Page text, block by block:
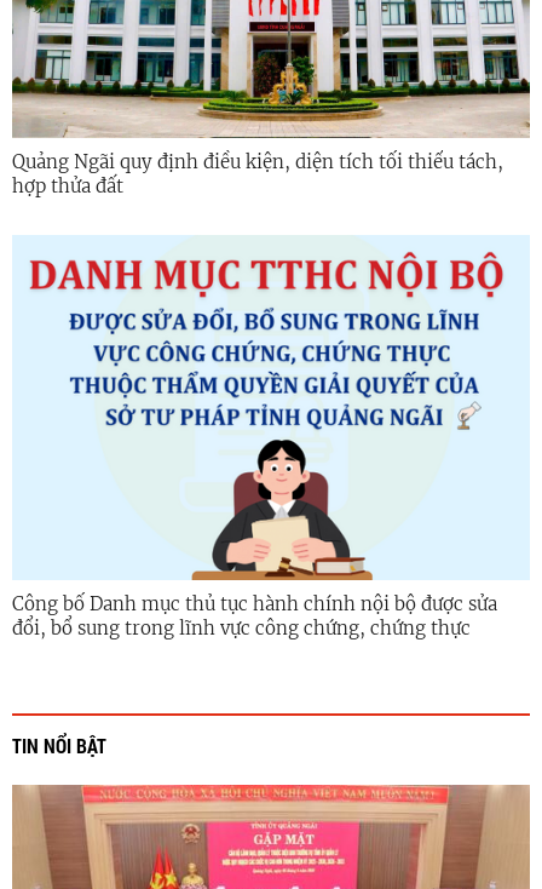
Quảng Ngãi quy định điều kiện, diện tích tối thiểu tách,
hợp thửa đất
Công bố Danh mục thủ tục hành chính nội bộ được sửa
đổi, bổ sung trong lĩnh vực công chứng, chứng thực
TIN NỔI BẬT